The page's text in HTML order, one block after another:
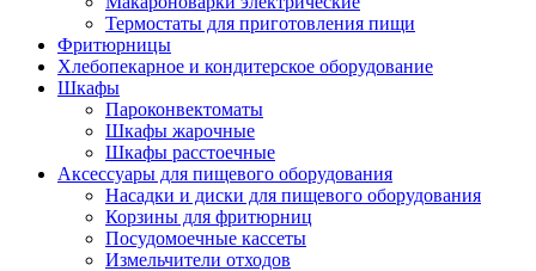
Термостаты для приготовления пищи
Фритюрницы
Хлебопекарное и кондитерское оборудование
Шкафы
Пароконвектоматы
Шкафы жарочные
Шкафы расстоечные
Аксессуары для пищевого оборудования
Насадки и диски для пищевого оборудования
Корзины для фритюрниц
Посудомоечные кассеты
Измельчители отходов